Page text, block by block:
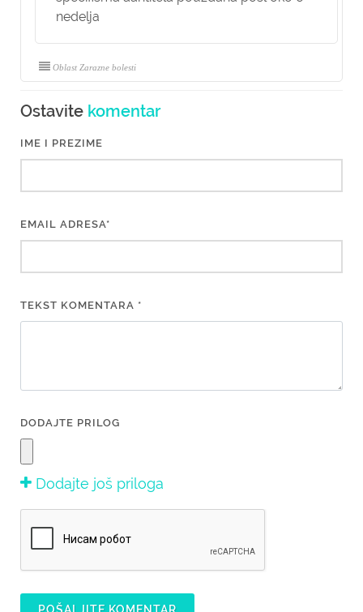
nedelja
Oblast Zarazne bolesti
Ostavite komentar
IME I PREZIME
EMAIL ADRESA*
TEKST KOMENTARA *
DODAJTE PRILOG
Dodajte još priloga